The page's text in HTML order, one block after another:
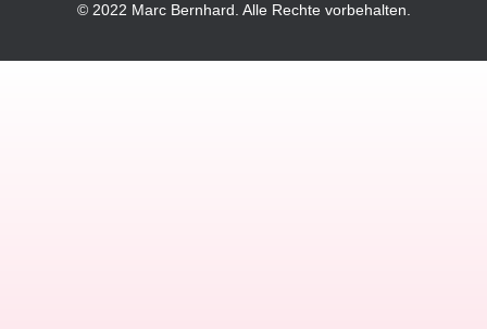
© 2022 Marc Bernhard. Alle Rechte vorbehalten.